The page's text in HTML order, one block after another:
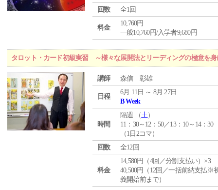
回数
全1回
料金
10,760円
一般10,760円/入学者9,680円
タロット・カード初級実習 ～様々な展開法とリーディングの極意を身
講師 森信 彰雄
日程
6月 11日 ～ 8月 27日
B Week
時間
隔週 （土）
11：30～12：50／13：10～14：30
（1日2コマ）
回数
全12回
料金
14,580円（4回／分割支払い）×3
40,500円（12回／一括前納支払※
義開始前まで）